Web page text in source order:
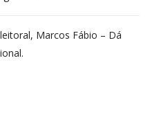
Marcos Fábio – Dá